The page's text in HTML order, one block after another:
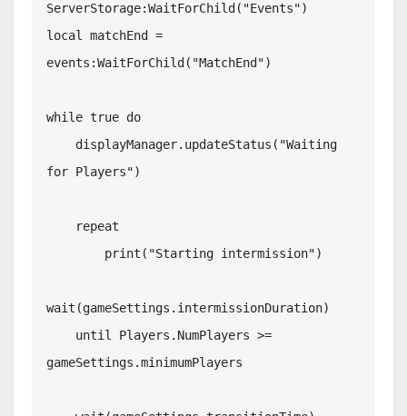
ServerStorage:WaitForChild("Events")
local matchEnd =
events:WaitForChild("MatchEnd")
while true do
for Players")
wait(gameSettings.intermissionDuration)
gameSettings.minimumPlayers